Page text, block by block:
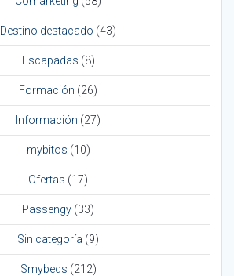
Destino destacado (43)
Escapadas (8)
Formación (26)
Información (27)
mybitos (10)
Ofertas (17)
Passengy (33)
Sin categoría (9)
Smybeds (212)